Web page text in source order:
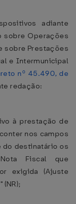
adiante
sobre Operações
sobre Prestações
e Intermunicipal
nº 45.490, de
redação:
à prestação de
nos campos
do destinatário os
Fiscal que
exigida (Ajuste